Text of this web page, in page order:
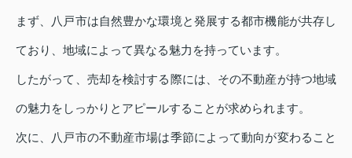
まず、八戸市は自然豊かな環境と発展する都市機能が共存し
ており、地域によって異なる魅力を持っています。
したがって、売却を検討する際には、その不動産が持つ地域
の魅力をしっかりとアピールすることが求められます。
次に、八戸市の不動産市場は季節によって動向が変わること